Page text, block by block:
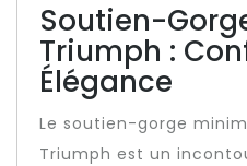
Soutien-
Triumph :
Élégance
Le soutien-gorge
Triumph est un